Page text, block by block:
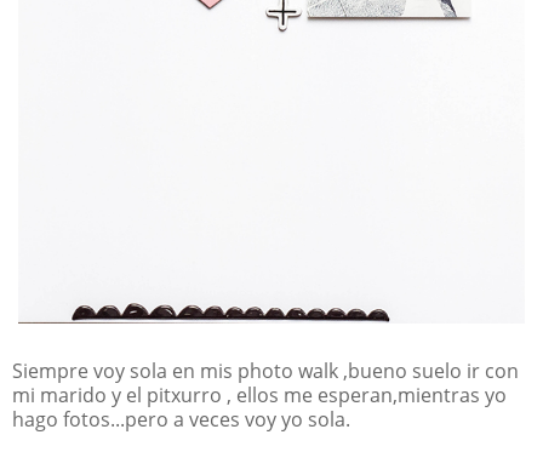
Siempre voy sola en mis photo walk ,bueno suelo ir con
mi marido y el pitxurro , ellos me esperan,mientras yo
hago fotos...pero a veces voy yo sola.